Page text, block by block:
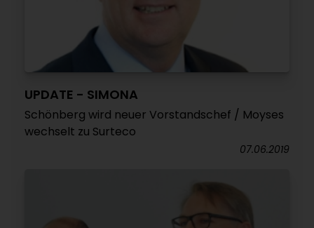
UPDATE - SIMONA
Schönberg wird neuer Vorstandschef / Moyses
wechselt zu Surteco
07.06.2019